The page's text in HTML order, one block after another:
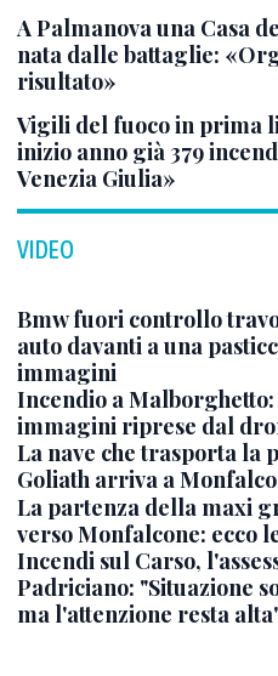
A Palmanova una Casa
nata dalle battaglie:
risultato»
Vigili del fuoco in prima
inizio anno già 379
Venezia Giulia»
VIDEO
Bmw fuori controllo
auto davanti a una
immagini
Incendio a Malborghetto:
immagini riprese dal
La nave che trasporta la
Goliath arriva a
La partenza della maxi
verso Monfalcone: ecco
Incendi sul Carso,
Padriciano: "Situazione
ma l'attenzione resta